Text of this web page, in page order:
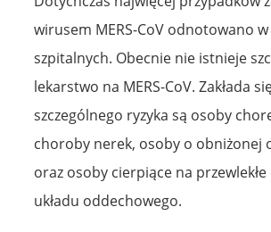
wirusem MERS-CoV odnotowano
szpitalnych. Obecnie nie istnieje
lekarstwo na MERS-CoV. Zakłada
szczególnego ryzyka są osoby
choroby nerek, osoby o obniżonej
oraz osoby cierpiące na
układu oddechowego.